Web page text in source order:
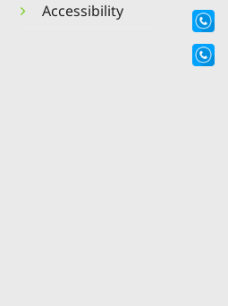
Accessibility